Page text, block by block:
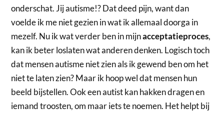
onderschat. Jij autisme!? Dat deed pijn, want dan
voelde ik me niet gezien in wat ik allemaal doorga in
mezelf. Nu ik wat verder ben in mijnacceptatieproces,
kan ik beter loslaten wat anderen denken. Logisch toch
dat mensen autisme niet zien als ik gewend ben om het
niet te laten zien? Maar ik hoop wel dat mensen hun
beeld bijstellen. Ook een autist kan hakken dragen en
iemand troosten, om maar iets te noemen. Het helpt bij